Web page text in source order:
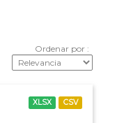
Ordenar por
XLSX CSV